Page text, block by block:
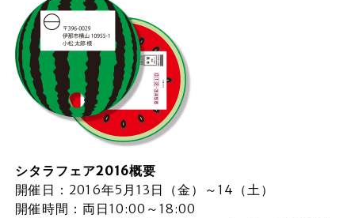
シタラフェア2016概要
開催日：2016年5月13日（金）～14（土）
開催時間：両日10:00～18:00